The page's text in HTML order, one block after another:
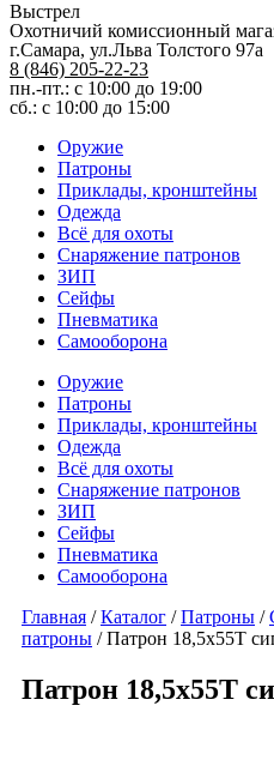
Выстрел
Охотничий комиссионный
г.Самара, ул.Льва Толстого 97а
8 (846) 205-22-23
пн.-пт.: с 10:00 до 19:00
сб.: с 10:00 до 15:00
Оружие
Патроны
Приклады, кронштейны
Одежда
Всё для охоты
Снаряжение патронов
ЗИП
Сейфы
Пневматика
Самооборона
Оружие
Патроны
Приклады, кронштейны
Одежда
Всё для охоты
Снаряжение патронов
ЗИП
Сейфы
Пневматика
Самооборона
Главная /Каталог /Патроны /
патроны / Патрон 18,5х55Т
Патрон 18,5х55Т